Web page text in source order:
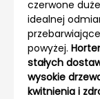
czerwone
idealnej
powyżej.
stałych
wysokie
kwitnienia i